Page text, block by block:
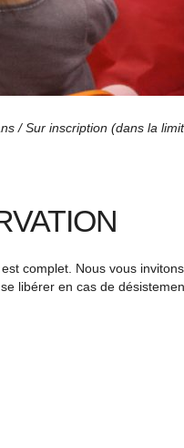
/ Sur inscription (dans la
complet. Nous vous
libérer en cas de